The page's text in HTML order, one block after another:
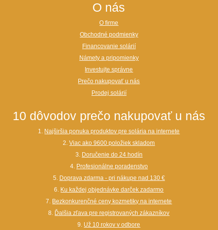
O nás
O firme
Obchodné podmienky
Financovanie solárií
Námety a pripomienky
Investujte správne
Prečo nakupovať u nás
Prodej solárií
10 dôvodov prečo nakupovať u nás
1. Najširšia ponuka produktov pre solária na internete
2.Viac ako 9600 položiek skladom
3. Doručenie do 24 hodín
4. Profesionálne poradenstvo
5. Doprava zdarma - pri nákupe nad 130 €
6. Ku každej objednávke darček zadarmo
7. Bezkonkurenčné ceny kozmetiky na internete
8. Ďalšia zľava pre registrovaných zákazníkov
9. Už 10 rokov v odbore